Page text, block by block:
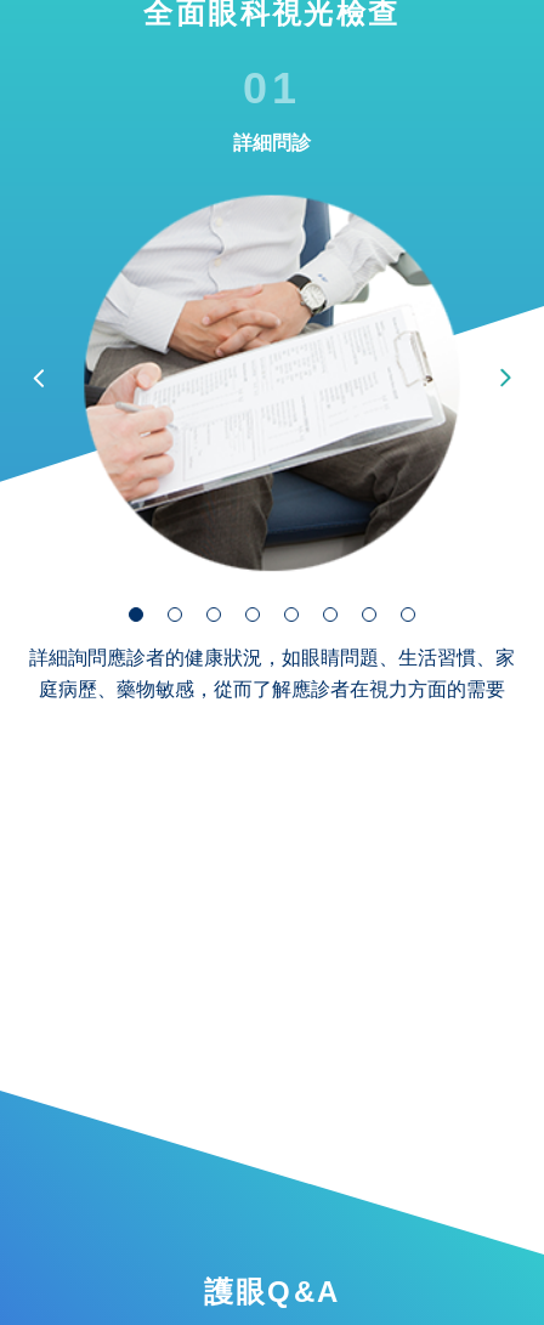
全面眼科視光檢查
01
詳細問診
詳細詢問應診者的健康狀況，如眼睛問題、生活習慣、家
庭病歷、藥物敏感，從而了解應診者在視力方面的需要
護眼Q&A